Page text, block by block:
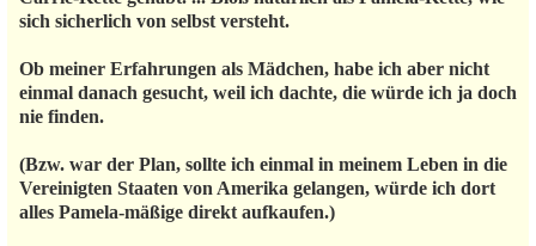
sich sicherlich von selbst versteht.
Ob meiner Erfahrungen als Mädchen, habe ich aber nicht
einmal danach gesucht, weil ich dachte, die würde ich ja doch
nie finden.
(Bzw. war der Plan, sollte ich einmal in meinem Leben in die
Vereinigten Staaten von Amerika gelangen, würde ich dort
alles Pamela-mäßige direkt aufkaufen.)